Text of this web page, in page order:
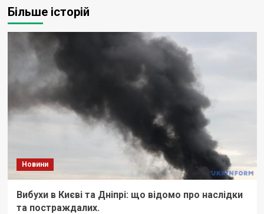
Більше історій
Новини
Вибухи в Києві та Дніпрі: що відомо про наслідки
та постраждалих.